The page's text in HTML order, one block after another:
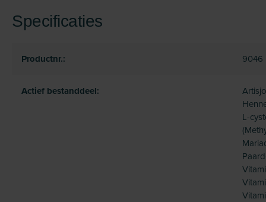
Specificaties
Productnr.: 9046
Actief bestanddeel:
L-